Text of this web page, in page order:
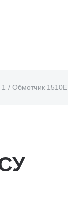
/ Обмотчик 1510Е